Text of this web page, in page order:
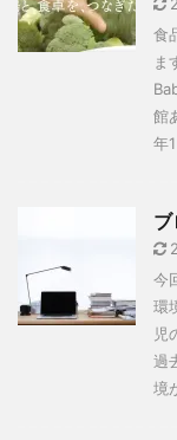
食
ま
館
年
今
環
児
過
境